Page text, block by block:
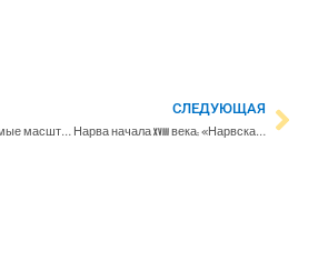
Военный эксперт: Самые масштабные ночные авианалёты показывают, что до мира в Украине ещё очень далеко
СЛЕДУЮЩАЯ
Нарва начала XVIII века: «Нарвская конфузия» Петра Первого 30 ноября 1700 года